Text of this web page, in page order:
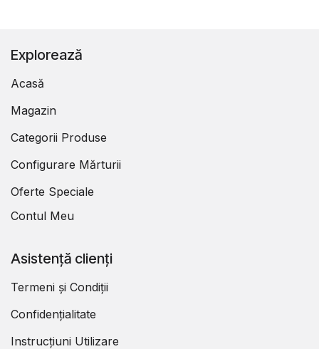
Explorează
Acasă
Magazin
Categorii Produse
Configurare Mărturii
Oferte Speciale
Contul Meu
Asistență clienți
Termeni și Condiții
Confidențialitate
Instrucțiuni Utilizare